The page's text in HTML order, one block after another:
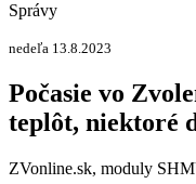
Správy
nedeľa 13.8.2023
Počasie vo
teplôt, niektoré
ZVonline.sk, moduly